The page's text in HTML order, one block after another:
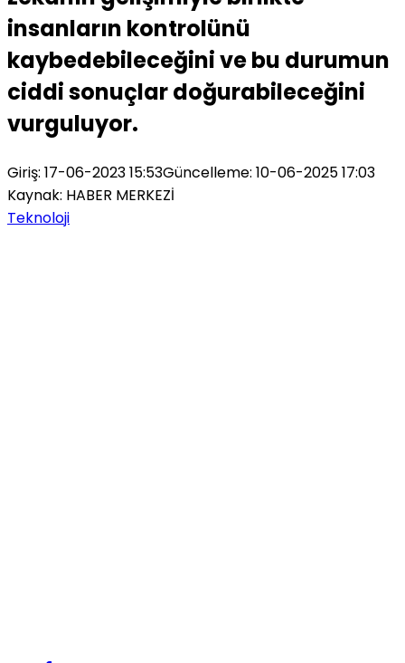
insanların kontrolünü
kaybedebileceğini ve bu durumun
ciddi sonuçlar doğurabileceğini
vurguluyor.
Giriş: 17-06-2023 15:53Güncelleme: 10-06-2025 17:03
Kaynak: HABER MERKEZİ
Teknoloji